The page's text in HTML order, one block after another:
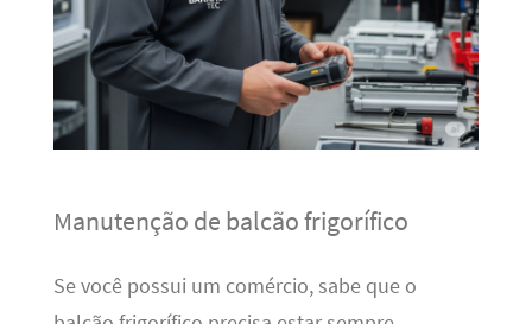
Manutenção de balcão frigorífico
Se você possui um comércio, sabe que o